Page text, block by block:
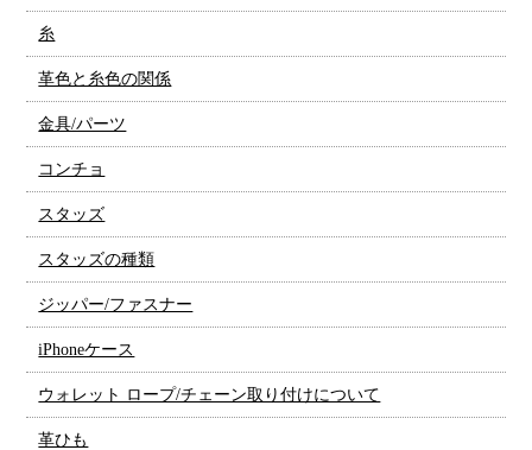
糸
革色と糸色の関係
金具/パーツ
コンチョ
スタッズ
スタッズの種類
ジッパー/ファスナー
iPhoneケース
ウォレット ロープ/チェーン取り付けについて
革ひも